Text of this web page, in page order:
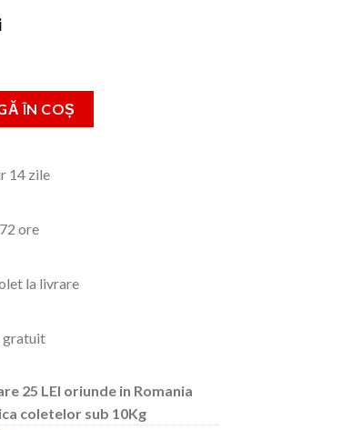
Prețul
249lei.+ Bormasina cu percutie si 2 acumulatori
ÎN COȘ
14 zile
ore
la livrare
gratuit
25 LEI oriunde in Romania
coletelor sub 10Kg